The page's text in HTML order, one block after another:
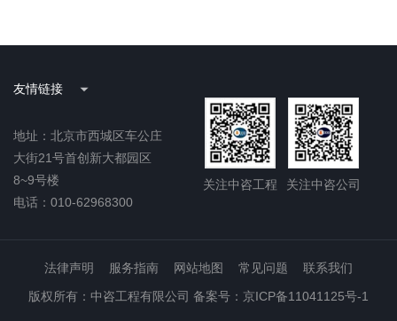
友情链接
地址：北京市西城区车公庄
大街21号首创新大都园区
8~9号楼
电话：010-62968300
关注中咨工程 关注中咨公司
法律声明 服务指南 网站地图 常见问题
联系我们
版权所有：中咨工程有限公司 备案号：京ICP备11041125号-1